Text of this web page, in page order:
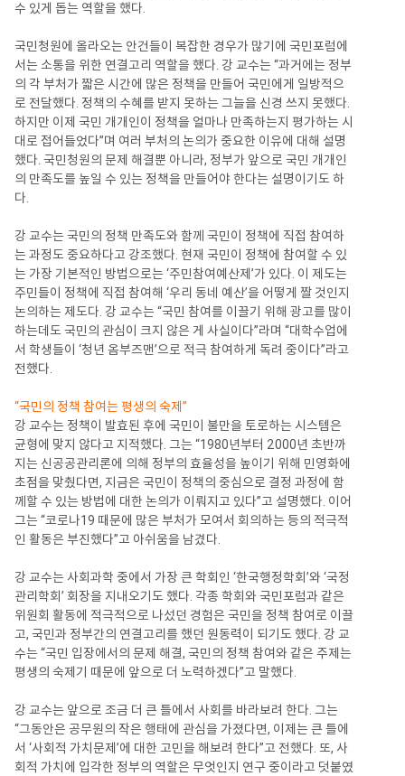
수 있게 돕는 역할을 했다.
국민청원에 올라오는 안건들이 복잡한 경우가 많기에 국민포럼에
서는 소통을 위한 연결고리 역할을 했다. 강 교수는 “과거에는 정부
의 각 부처가 짧은 시간에 많은 정책을 만들어 국민에게 일방적으
로 전달했다. 정책의 수혜를 받지 못하는 그늘을 신경 쓰지 못했다.
하지만 이제 국민 개개인이 정책을 얼마나 만족하는지 평가하는 시
대로 접어들었다”며 여러 부처의 논의가 중요한 이유에 대해 설명
했다. 국민청원의 문제 해결뿐 아니라, 정부가 앞으로 국민 개개인
의 만족도를 높일 수 있는 정책을 만들어야 한다는 설명이기도 하
다.
강 교수는 국민의 정책 만족도와 함께 국민이 정책에 직접 참여하
는 과정도 중요하다고 강조했다. 현재 국민이 정책에 참여할 수 있
는 가장 기본적인 방법으로는 ‘주민참여예산제’가 있다. 이 제도는
주민들이 정책에 직접 참여해 ‘우리 동네 예산’을 어떻게 짤 것인지
논의하는 제도다. 강 교수는 “국민 참여를 이끌기 위해 광고를 많이
하는데도 국민의 관심이 크지 않은 게 사실이다”라며 “대학수업에
서 학생들이 ‘청년 옴부즈맨’으로 적극 참여하게 독려 중이다”라고
전했다.
“국민의 정책 참여는 평생의 숙제”
강 교수는 정책이 발효된 후에 국민이 불만을 토로하는 시스템은
균형에 맞지 않다고 지적했다. 그는 “1980년부터 2000년 초반까
지는 신공공관리론에 의해 정부의 효율성을 높이기 위해 민영화에
초점을 맞췄다면, 지금은 국민이 정책의 중심으로 결정 과정에 함
께할 수 있는 방법에 대한 논의가 이뤄지고 있다”고 설명했다. 이어
그는 “코로나19 때문에 많은 부처가 모여서 회의하는 등의 적극적
인 활동은 부진했다”고 아쉬움을 남겼다.
강 교수는 사회과학 중에서 가장 큰 학회인 ‘한국행정학회’와 ‘국정
관리학회’ 회장을 지내오기도 했다. 각종 학회와 국민포럼과 같은
위원회 활동에 적극적으로 나섰던 경험은 국민을 정책 참여로 이끌
고, 국민과 정부간의 연결고리를 했던 원동력이 되기도 했다. 강 교
수는 “국민 입장에서의 문제 해결, 국민의 정책 참여와 같은 주제는
평생의 숙제기 때문에 앞으로 더 노력하겠다”고 말했다.
강 교수는 앞으로 조금 더 큰 틀에서 사회를 바라보려 한다. 그는
“그동안은 공무원의 작은 행태에 관심을 가졌다면, 이제는 큰 틀에
서 ‘사회적 가치문제’에 대한 고민을 해보려 한다”고 전했다. 또, 사
회적 가치에 입각한 정부의 역할은 무엇인지 연구 중이라고 덧붙였